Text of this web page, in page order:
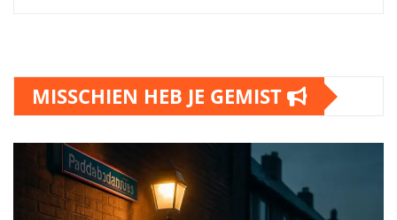
MISSCHIEN HEB JE GEMIST